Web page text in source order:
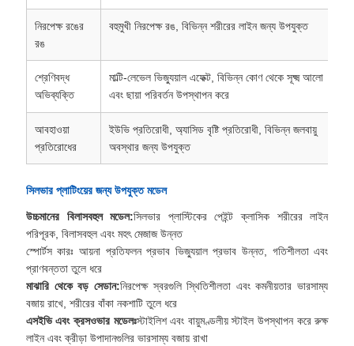
নিরপেক্ষ রঙের
রঙ
বহুমুখী নিরপেক্ষ রঙ, বিভিন্ন শরীরের লাইন জন্য উপযুক্ত
শ্রেণিবদ্ধ
অভিব্যক্তি
মাল্টি-লেভেল ভিজ্যুয়াল এফেক্ট, বিভিন্ন কোণ থেকে সূক্ষ্ম আলো
এবং ছায়া পরিবর্তন উপস্থাপন করে
আবহাওয়া
প্রতিরোধের
ইউভি প্রতিরোধী, অ্যাসিড বৃষ্টি প্রতিরোধী, বিভিন্ন জলবায়ু
অবস্থার জন্য উপযুক্ত
সিলভার প্লাটিংয়ের জন্য উপযুক্ত মডেল
উচ্চমানের বিলাসবহুল মডেল:সিলভার প্লাস্টিকের পেইন্ট ক্লাসিক শরীরের লাইন
পরিপূরক, বিলাসবহুল এবং মহৎ মেজাজ উন্নত
স্পোর্টস কারঃ আয়না প্রতিফলন প্রভাব ভিজ্যুয়াল প্রভাব উন্নত, গতিশীলতা এবং
প্রাণবন্ততা তুলে ধরে
মাঝারি থেকে বড় সেডান:নিরপেক্ষ স্বরগুলি স্থিতিশীলতা এবং কমনীয়তার ভারসাম্য
বজায় রাখে, শরীরের বাঁকা নকশাটি তুলে ধরে
এসইভি এবং ক্রসওভার মডেলঃস্টাইলিশ এবং বায়ুমণ্ডলীয় স্টাইল উপস্থাপন করে রুক্ষ
লাইন এবং ক্রীড়া উপাদানগুলির ভারসাম্য বজায় রাখা